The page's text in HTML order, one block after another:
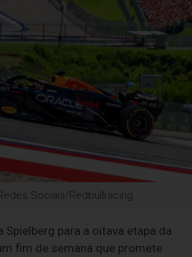
Sociais/Redbullracing
Spielberg para a oitava etapa da
fim de semana que promete